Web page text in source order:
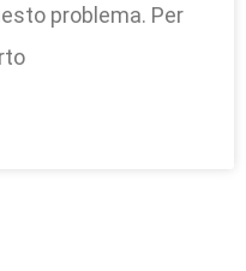
problema. Per